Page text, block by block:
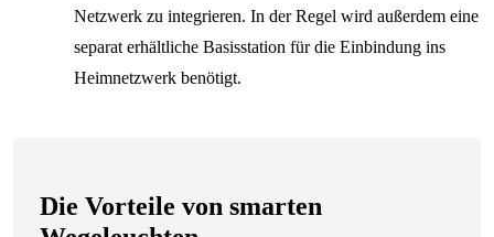
Netzwerk zu integrieren. In der Regel wird außerdem eine
separat erhältliche Basisstation für die Einbindung ins
Heimnetzwerk benötigt.
Die Vorteile von smarten